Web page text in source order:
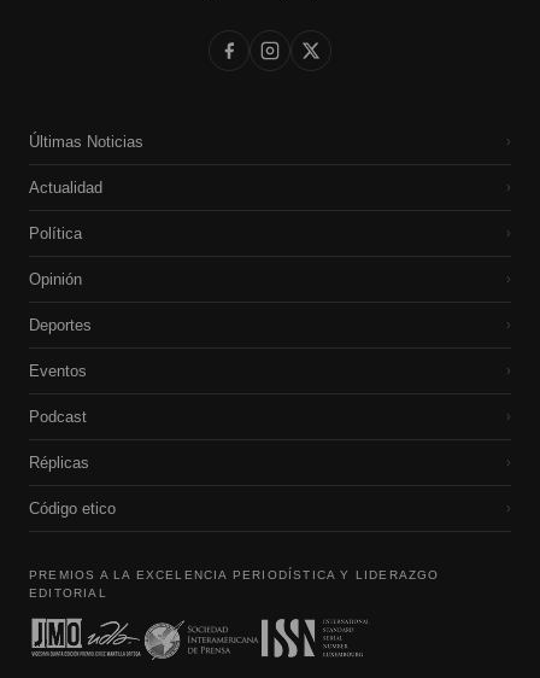
Últimas Noticias ›
Actualidad ›
Política ›
Opinión ›
Deportes ›
Eventos ›
Podcast ›
Réplicas ›
Código etico ›
PREMIOS A LA EXCELENCIA PERIODÍSTICA Y LIDERAZGO
EDITORIAL